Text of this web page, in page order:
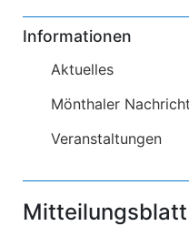
Informationen
Aktuelles
Mönthaler
Veranstaltungen